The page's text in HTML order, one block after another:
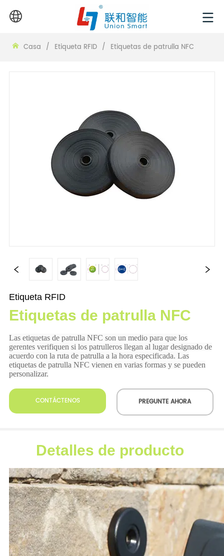
Casa / Etiqueta RFID / Etiquetas de patrulla NFC
Etiqueta RFID
Etiquetas de patrulla NFC
CONTÁCTENOS PREGUNTE AHORA
Detalles de producto